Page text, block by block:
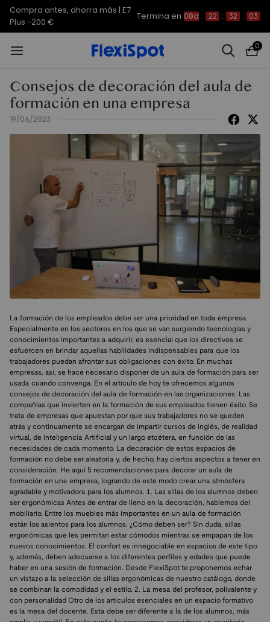
Compra antes, ahorra más | E7
Plus -200 €
Termina en 08d : 22 : 32 : 03
0
Consejos de decoración del aula de
formación en una empresa
19/06/2023
La formación de los empleados debe ser una prioridad en toda empresa.
Especialmente en los sectores en los que se van surgiendo tecnologías y
conocimientos importantes a adquirir, es esencial que los directivos se
esfuercen en brindar aquellas habilidades indispensables para que los
trabajadores puedan afrontar sus obligaciones con éxito. En muchas
empresas, así, se hace necesario disponer de un aula de formación para ser
usada cuando convenga. En el artículo de hoy te ofrecemos algunos
consejos de decoración del aula de formación en las organizaciones. Las
compañías que invierten en la formación de sus empleados tienen éxito. Se
trata de empresas que apuestan por que sus trabajadores no se queden
atrás y continuamente se encargan de impartir cursos de inglés, de realidad
virtual, de Inteligencia Artificial y un largo etcétera, en función de las
necesidades de cada momento. La decoración de estos espacios de
formación no debe ser aleatoria y, de hecho, hay ciertos aspectos a tener en
consideración. He aquí 5 recomendaciones para decorar un aula de
formación en una empresa, logrando de este modo crear una atmósfera
agradable y motivadora para los alumnos. 1. Las sillas de los alumnos deben
ser ergonómicas Antes de entrar de lleno en la decoración, hablemos del
mobiliario. Entre los muebles más importantes en un aula de formación
están los asientos para los alumnos. ¿Cómo deben ser? Sin duda, sillas
ergonómicas que les permitan estar cómodos mientras se empapan de los
nuevos conocimientos. El confort es innegociable en espacios de este tipo
y, además, deben adecuarse a los diferentes perfiles y edades que puede
haber en una sesión de formación. Desde FlexiSpot te proponemos echar
un vistazo a la selección de sillas ergonómicas de nuestro catálogo, donde
se combinan la comodidad y el estilo. 2. La mesa del profesor, polivalente y
con personalidad Otro de los artículos esenciales en un espacio formativo
es la mesa del docente. Esta debe ser diferente a la de los alumnos, más